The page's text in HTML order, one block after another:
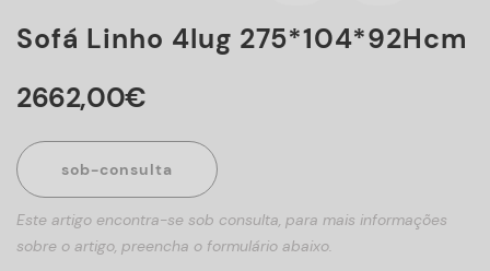
Sofá Linho 4lug 275*104*92Hcm
2662,00€
sob-consulta
Este artigo encontra-se sob consulta, para mais informações
sobre o artigo, preencha o formulário abaixo.